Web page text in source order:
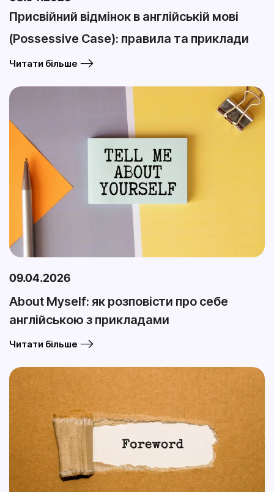
Присвійний відмінок в англійській мові
(Possessive Case): правила та приклади
Читати більше
09.04.2026
About Myself: як розповісти про себе
англійською з прикладами
Читати більше